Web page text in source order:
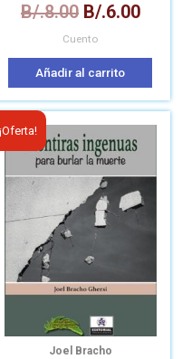
B/.8.00 B/.6.00
Cuento
Añadir al carrito
¡Oferta!
Joel Bracho
El
precio
original
era:
B/.7.50.
El
es: